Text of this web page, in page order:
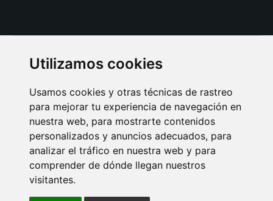
Utilizamos cookies
Usamos cookies y otras técnicas de rastreo
para mejorar tu experiencia de navegación en
nuestra web, para mostrarte contenidos
personalizados y anuncios adecuados, para
analizar el tráfico en nuestra web y para
comprender de dónde llegan nuestros
visitantes.
AVISO LEGAL POLITICA DE COOKIES
POLITICA DE PRIVACIDAD
PUBLICIDAD EN LA REVISTA QUÉ LEER
SORTEO-PREESTRENOS
SUSCRIPCIONES